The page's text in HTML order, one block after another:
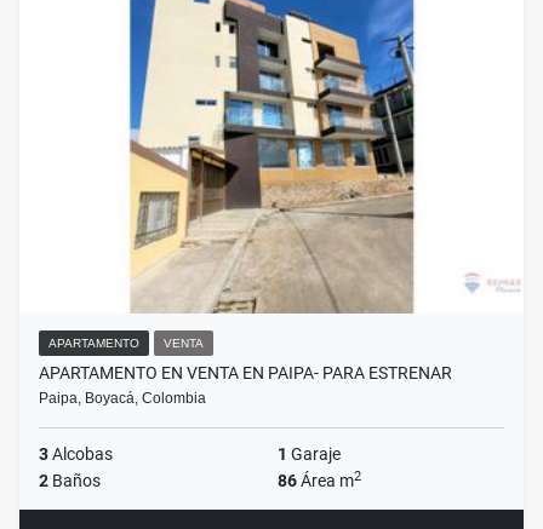
APARTAMENTO VENTA
APARTAMENTO EN VENTA EN PAIPA- PARA ESTRENAR
Paipa, Boyacá, Colombia
3Alcobas 1 Garaje
2 Baños 86Área m2